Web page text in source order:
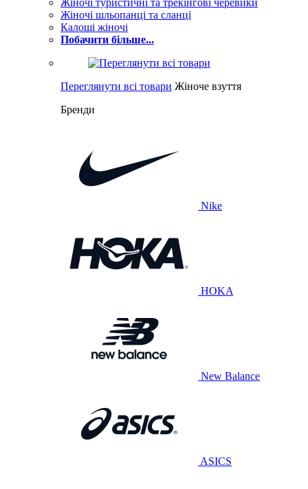
Жіночі туристичні та трекінгові черевики
Жіночі шльопанці та сланці
Калоші жіночі
Побачити більше...
Переглянути всі товари Жіноче взуття
Бренди
Nike
HOKA
New Balance
ASICS